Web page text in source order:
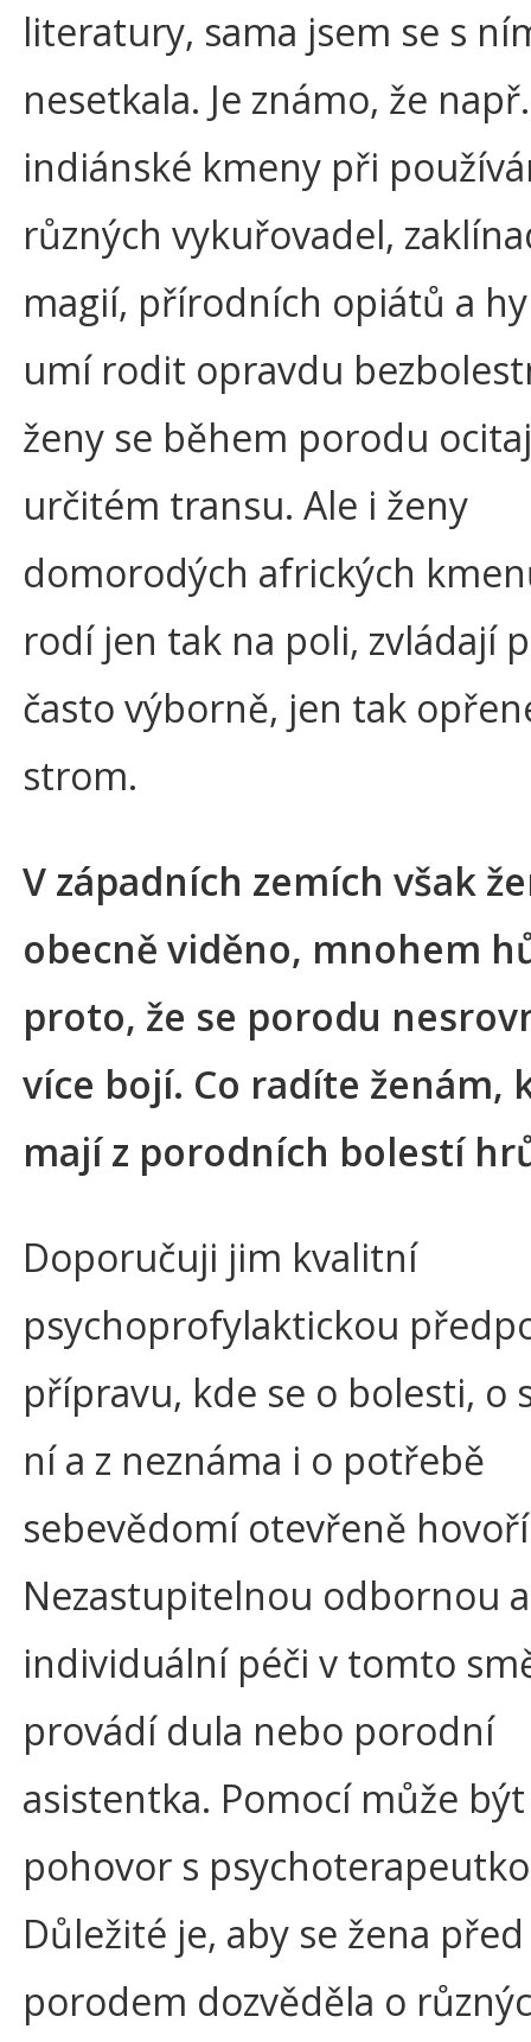
literatury, sama jsem se s
nesetkala. Je známo, že
indiánské kmeny při
různých vykuřovadel,
magií, přírodních opiátů a
umí rodit opravdu
ženy se během porodu
určitém transu. Ale i ženy
domorodých afrických
rodí jen tak na poli, zvládají
často výborně, jen tak
strom.
V západních zemích však
obecně viděno, mnohem
proto, že se porodu
více bojí. Co radíte ženám,
mají z porodních bolestí
Doporučuji jim kvalitní
psychoprofylaktickou
přípravu, kde se o bolesti, o
ní a z neznáma i o potřebě
sebevědomí otevřeně
Nezastupitelnou odbornou
individuální péči v tomto
provádí dula nebo porodní
asistentka. Pomocí může
pohovor s
Důležité je, aby se žena před
porodem dozvěděla o